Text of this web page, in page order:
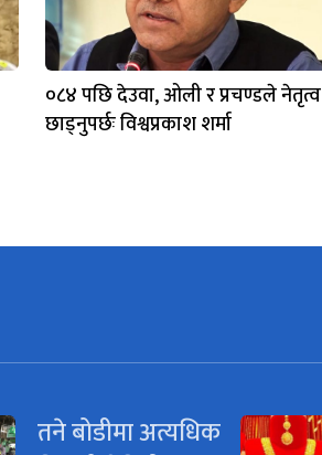
०८४ पछि देउवा, ओली र प्रचण्डले नेतृत्व
छाड्नुपर्छः विश्वप्रकाश शर्मा
तने बोडीमा अत्यधिक